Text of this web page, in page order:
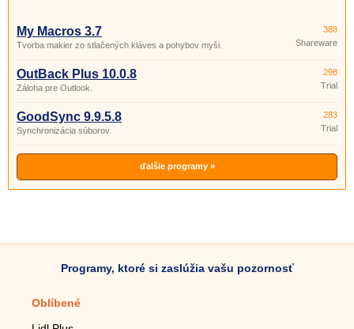
My Macros 3.7
Tvorba makier zo stlačených kláves a pohybov myši.
388
Shareware
OutBack Plus 10.0.8
Záloha pre Outlook.
298
Trial
GoodSync 9.9.5.8
Synchronizácia súborov.
283
Trial
ďalšie programy »
Programy, ktoré si zaslúžia vašu pozornosť
Oblíbené